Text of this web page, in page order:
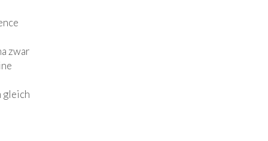
zwar
gleich